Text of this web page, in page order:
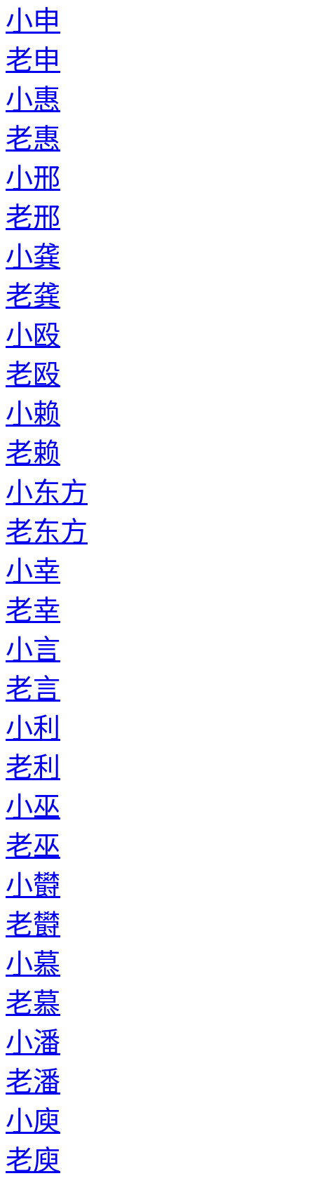
小申
老申
小惠
老惠
小邢
老邢
小龚
老龚
小殴
老殴
小赖
老赖
小东方
老东方
小幸
老幸
小言
老言
小利
老利
小巫
老巫
小欎
老欎
小慕
老慕
小潘
老潘
小庾
老庾